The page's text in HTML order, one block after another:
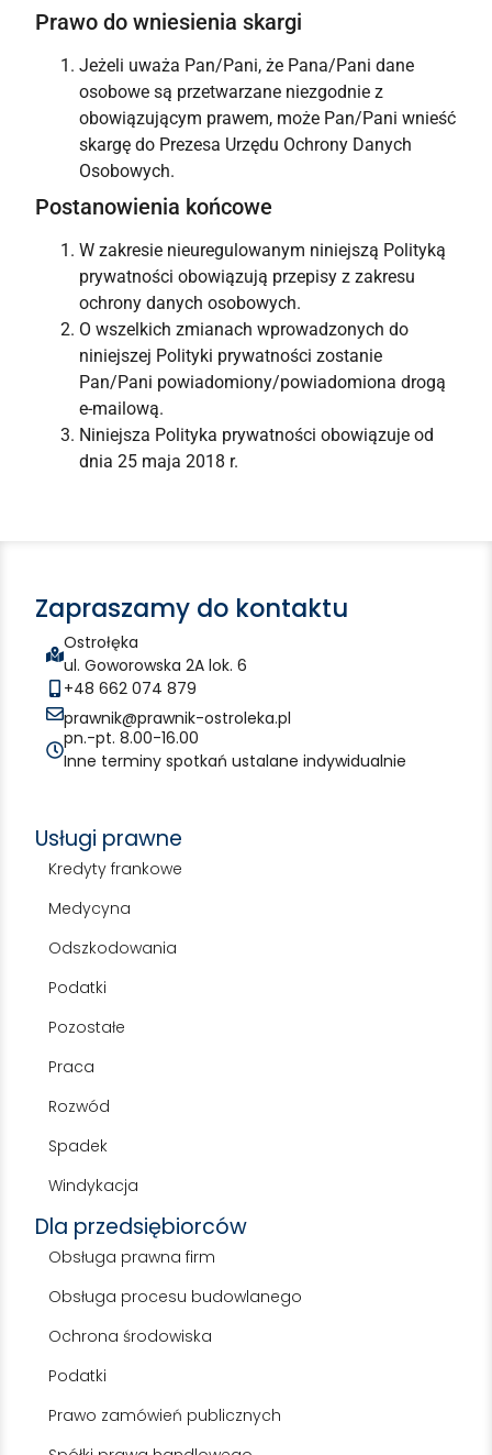
Prawo do wniesienia skargi
Jeżeli uważa Pan/Pani, że Pana/Pani dane
osobowe są przetwarzane niezgodnie z
obowiązującym prawem, może Pan/Pani wnieść
skargę do Prezesa Urzędu Ochrony Danych
Osobowych.
Postanowienia końcowe
W zakresie nieuregulowanym niniejszą Polityką
prywatności obowiązują przepisy z zakresu
ochrony danych osobowych.
O wszelkich zmianach wprowadzonych do
niniejszej Polityki prywatności zostanie
Pan/Pani powiadomiony/powiadomiona drogą
e-mailową.
Niniejsza Polityka prywatności obowiązuje od
dnia 25 maja 2018 r.
Zapraszamy do kontaktu
Ostrołęka
ul. Goworowska 2A lok. 6
+48 662 074 879
prawnik@prawnik-ostroleka.pl
pn.-pt. 8.00-16.00
Inne terminy spotkań ustalane indywidualnie
Usługi prawne
Kredyty frankowe
Medycyna
Odszkodowania
Podatki
Pozostałe
Praca
Rozwód
Spadek
Windykacja
Dla przedsiębiorców
Obsługa prawna firm
Obsługa procesu budowlanego
Ochrona środowiska
Podatki
Prawo zamówień publicznych